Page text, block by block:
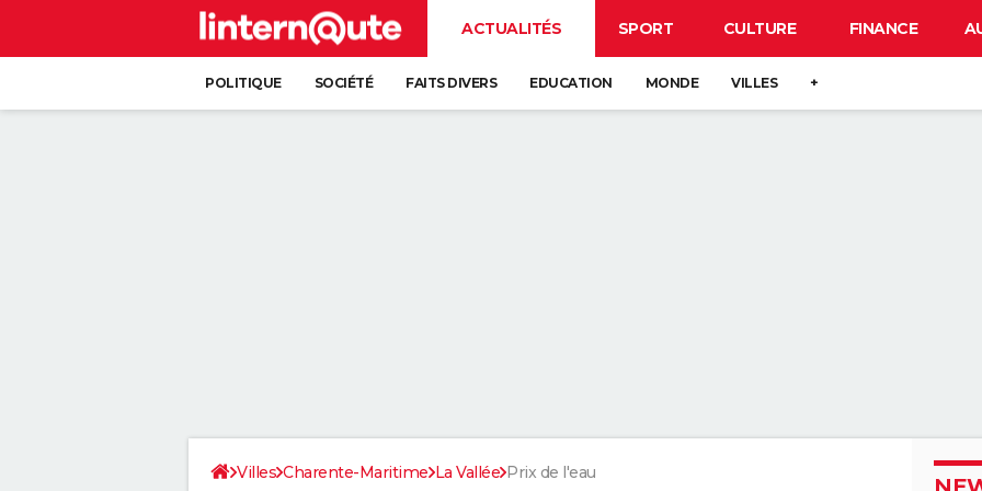
ACTUALITÉS SPORT CULTURE FINANCE
POLITIQUE SOCIÉTÉ FAITS DIVERS EDUCATION MONDE VILLES +
Villes Charente-Maritime La Vallée Prix de l'eau